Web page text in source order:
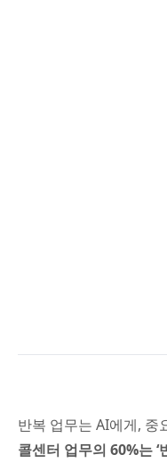
반복 업무는 AI에게, 중
콜센터 업무의 60%는 ‘